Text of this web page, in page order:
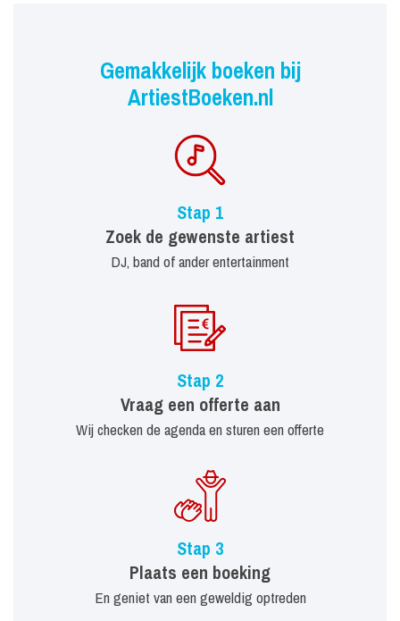
Gemakkelijk boeken bij
ArtiestBoeken.nl
Stap 1
Zoek de gewenste artiest
DJ, band of ander entertainment
Stap 2
Vraag een offerte aan
Wij checken de agenda en sturen een offerte
Stap 3
Plaats een boeking
En geniet van een geweldig optreden